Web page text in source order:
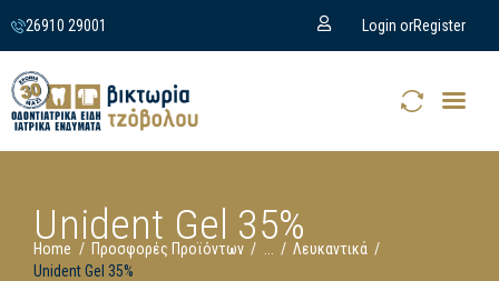
26910 29001 Login orRegister
Unident Gel 35%
Home Προσφορές Προϊόντων
Λευκαντικά
Unident Gel 35%